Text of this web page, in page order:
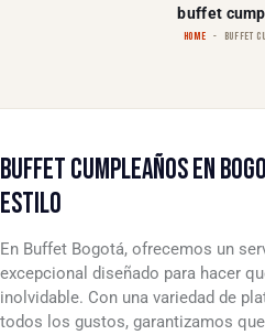
buffet
HOME BUFFET
BUFFET CUMPLEAÑOS EN
ESTILO
En Buffet Bogotá, ofrecemos un
excepcional diseñado para hacer
inolvidable. Con una variedad de
todos los gustos, garantizamos